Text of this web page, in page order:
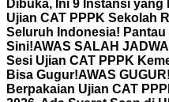
Dibuka, Ini 9 Instansi yang
Ujian CAT PPPK Sekolah
Seluruh Indonesia!
Sini!AWAS SALAH
Sesi Ujian CAT PPPK
Bisa Gugur!AWAS
Berpakaian Ujian CAT